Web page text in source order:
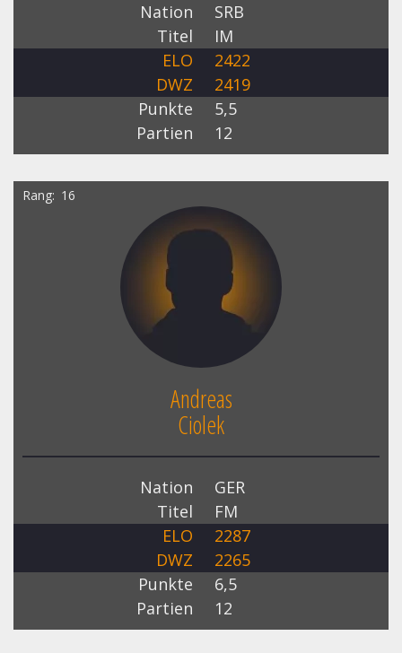
Nation
SRB
Titel
IM
ELO
2422
DWZ
2419
Punkte
5,5
Partien
12
Rang 16
Andreas
Ciolek
Nation
GER
Titel
FM
ELO
2287
DWZ
2265
Punkte
6,5
Partien
12